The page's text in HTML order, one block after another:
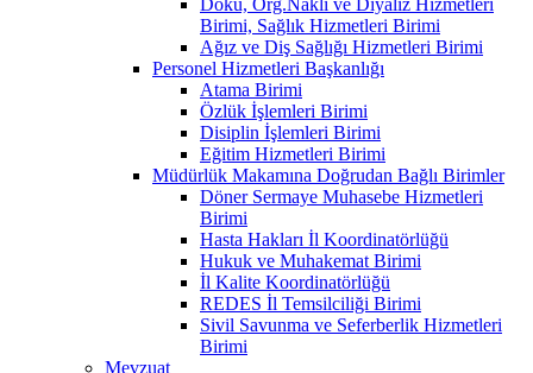
Birimi, Sağlık Hizmetleri Birimi
Ağız ve Diş Sağlığı Hizmetleri Birimi
Personel Hizmetleri Başkanlığı
Atama Birimi
Özlük İşlemleri Birimi
Disiplin İşlemleri Birimi
Eğitim Hizmetleri Birimi
Müdürlük Makamına Doğrudan Bağlı Birimler
Döner Sermaye Muhasebe Hizmetleri
Birimi
Hasta Hakları İl Koordinatörlüğü
Hukuk ve Muhakemat Birimi
İl Kalite Koordinatörlüğü
REDES İl Temsilciliği Birimi
Sivil Savunma ve Seferberlik Hizmetleri
Birimi
Mevzuat